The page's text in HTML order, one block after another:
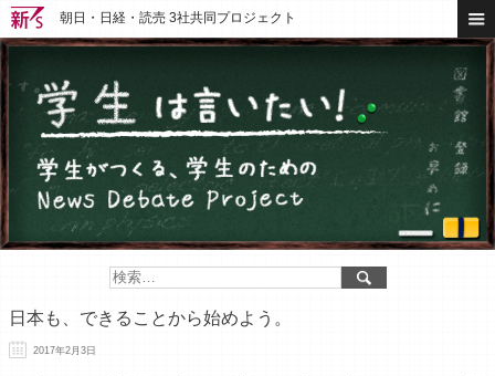
朝日・日経・読売 3社共同プロジェクト
日本も、できることから始めよう。
2017年2月3日